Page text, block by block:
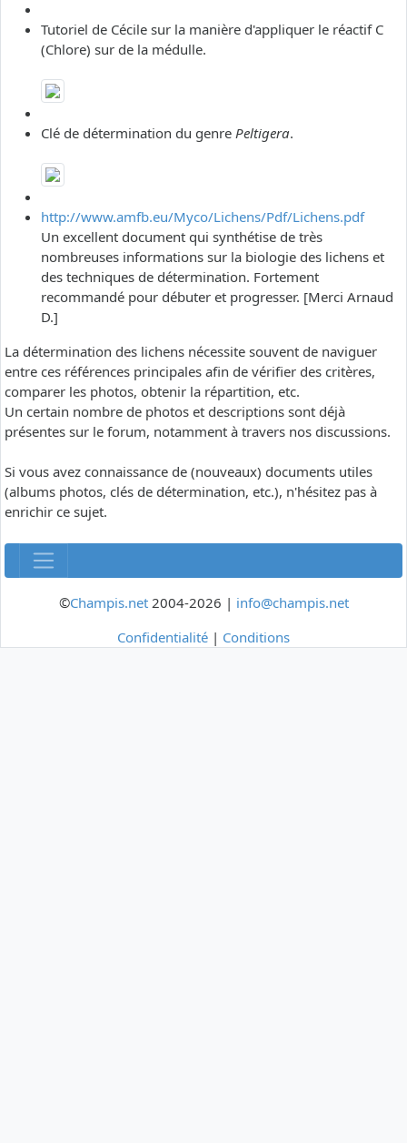
Tutoriel de Cécile sur la manière d'appliquer le réactif C
(Chlore) sur de la médulle.
Clé de détermination du genre Peltigera.
http://www.amfb.eu/Myco/Lichens/Pdf/Lichens.pdf
Un excellent document qui synthétise de très
nombreuses informations sur la biologie des lichens et
des techniques de détermination. Fortement
recommandé pour débuter et progresser. [Merci Arnaud
D.]
La détermination des lichens nécessite souvent de naviguer
entre ces références principales afin de vérifier des critères,
comparer les photos, obtenir la répartition, etc.
Un certain nombre de photos et descriptions sont déjà
présentes sur le forum, notamment à travers nos discussions.
Si vous avez connaissance de (nouveaux) documents utiles
(albums photos, clés de détermination, etc.), n'hésitez pas à
enrichir ce sujet.
©Champis.net2004-2026 | info@champis.net
Confidentialité | Conditions